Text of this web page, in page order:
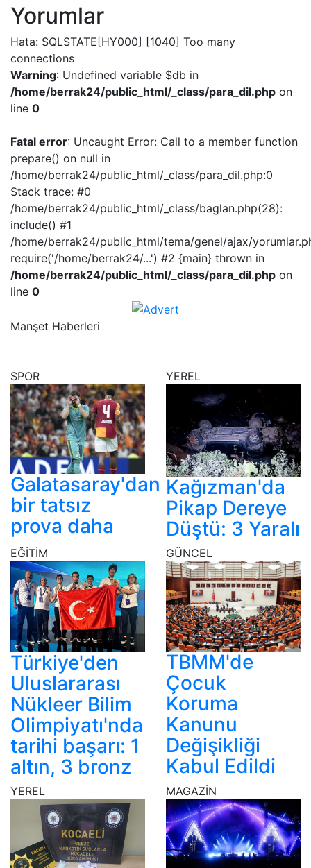
Yorumlar
Hata: SQLSTATE[HY000] [1040] Too many
connections
Warning: Undefined variable $db in
/home/berrak24/public_html/_class/para_dil.php on
line 0
Fatal error: Uncaught Error: Call to a member function
prepare() on null in
/home/berrak24/public_html/_class/para_dil.php:0
Stack trace: #0
/home/berrak24/public_html/_class/baglan.php(28):
include() #1
/home/berrak24/public_html/tema/genel/ajax/
require('/home/berrak24/...') #2 {main} thrown in
/home/berrak24/public_html/_class/para_dil.php on
line 0
Manşet Haberleri
SPOR
Galatasaray'dan
bir tatsız
prova daha
YEREL
Kağızman'da
Pikap Dereye
Düştü: 3 Yaralı
EĞİTİM
Türkiye'den
Uluslararası
Nükleer Bilim
Olimpiyatı'nda
tarihi başarı: 1
altın, 3 bronz
GÜNCEL
TBMM'de
Çocuk
Koruma
Kanunu
Değişikliği
Kabul Edildi
YEREL MAGAZİN